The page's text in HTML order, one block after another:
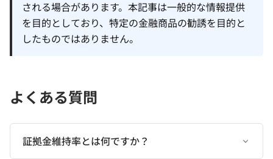
される場合があります。本記事は一般的な情報提供
を目的としており、特定の金融商品の勧誘を目的と
したものではありません。
よくある質問
証拠金維持率とは何ですか？